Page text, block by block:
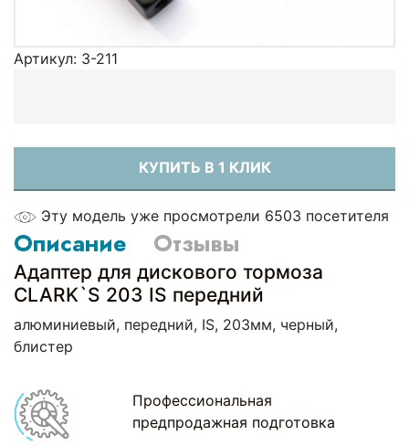
Артикул: 3-211
КУПИТЬ В 1 КЛИК
Эту модель уже просмотрели 6503 посетителя
Описание Отзывы
Адаптер для дискового тормоза
CLARK`S 203 IS передний
алюминиевый, передний, IS, 203мм, черный,
блистер
Профессиональная
предпродажная подготовка